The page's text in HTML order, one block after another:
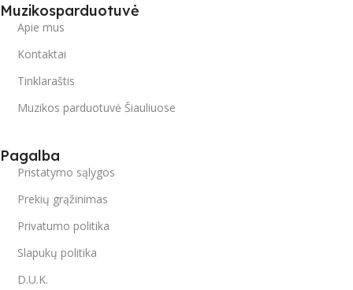
Muzikosparduotuvė
Apie mus
Kontaktai
Tinklaraštis
Muzikos parduotuvė Šiauliuose
Pagalba
Pristatymo sąlygos
Prekių grąžinimas
Privatumo politika
Slapukų politika
D.U.K.